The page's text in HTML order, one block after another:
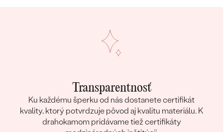
Transparentnosť
Ku každému šperku od nás dostanete certifikát
kvality, ktorý potvrdzuje pôvod aj kvalitu materiálu. K
drahokamom pridávame tiež certifikáty